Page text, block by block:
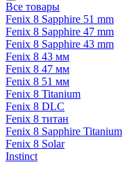
Все товары
Fenix 8 Sapphire 51 mm
Fenix 8 Sapphire 47 mm
Fenix 8 Sapphire 43 mm
Fenix 8 43 мм
Fenix 8 47 мм
Fenix 8 51 мм
Fenix 8 Titanium
Fenix 8 DLC
Fenix 8 титан
Fenix 8 Sapphire Titanium
Fenix 8 Solar
Instinct